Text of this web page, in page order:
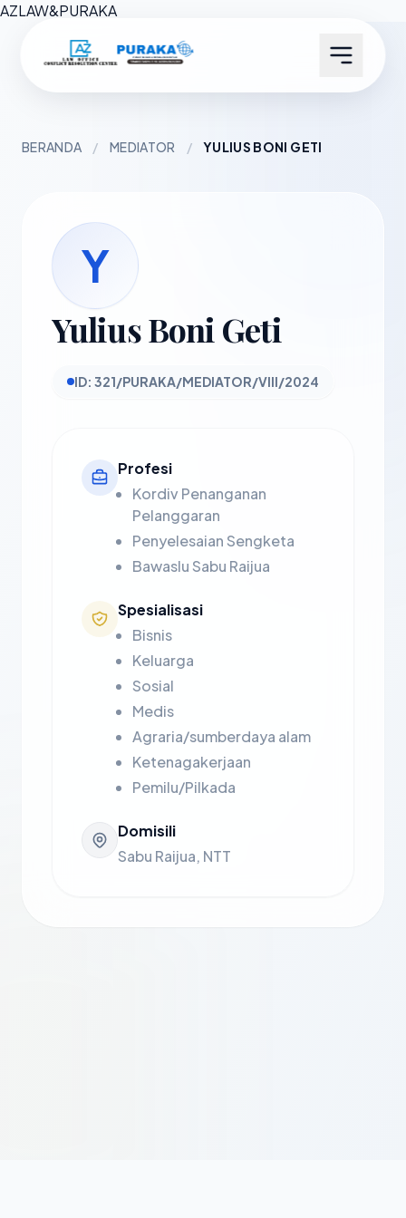
AZLAW&PURAKA
BERANDA / MEDIATOR / YULIUS BONI GETI
Y
Yulius Boni Geti
ID: 321/PURAKA/MEDIATOR/VIII/2024
Profesi
Kordiv Penanganan
Pelanggaran
Penyelesaian Sengketa
Bawaslu Sabu Raijua
Spesialisasi
Bisnis
Keluarga
Sosial
Medis
Agraria/sumberdaya alam
Ketenagakerjaan
Pemilu/Pilkada
Domisili
Sabu Raijua, NTT